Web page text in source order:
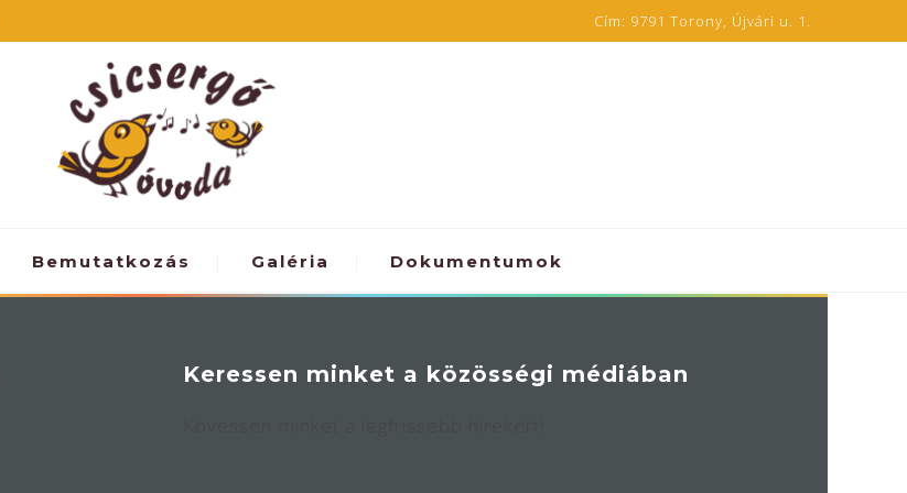
Cím: 9791 Torony, Újvári u. 1.
Bemutatkozás Galéria Dokumentumok
Keressen minket a közösségi médiában